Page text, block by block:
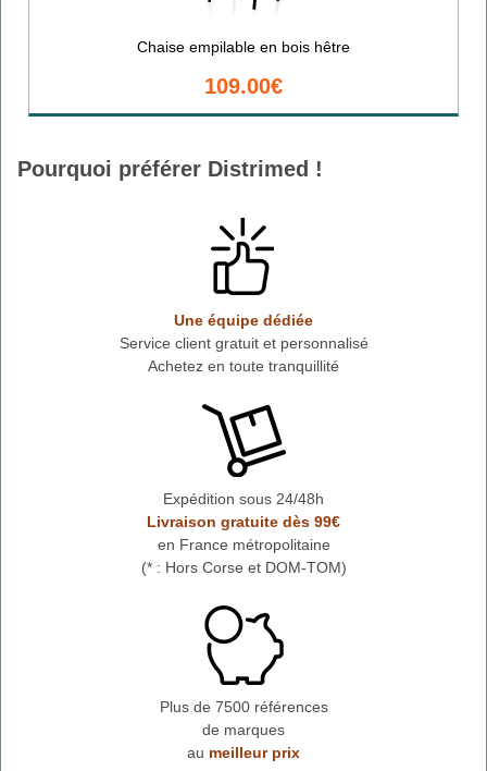
Chaise empilable en bois hêtre
109.00€
Pourquoi préférer Distrimed !
Une équipe dédiée
Service client gratuit et personnalisé
Achetez en toute tranquillité
Expédition sous 24/48h
Livraison gratuite dès 99€
en France métropolitaine
(* : Hors Corse et DOM-TOM)
Plus de 7500 références
de marques
au meilleur prix